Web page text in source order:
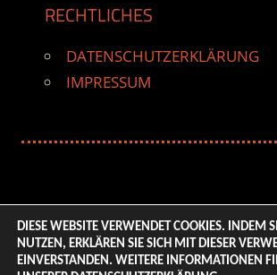
RECHTLICHES
DATENSCHUTZERKLÄRUNG
IMPRESSUM
© 2026 ENTERTAINMENT BASE – Life &
DIESE WEBSITE VERWENDET COOKIES. INDEM
NUTZEN, ERKLÄREN SIE SICH MIT DIESER
EINVERSTANDEN. WEITERE INFORMATIONEN